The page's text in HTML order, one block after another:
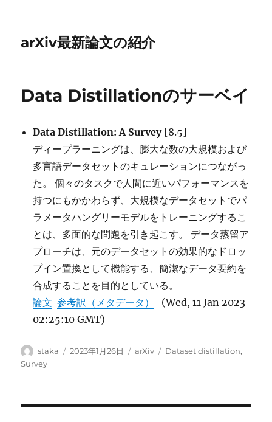
arXiv最新論文の紹介
Data Distillationのサーベイ
Data Distillation: A Survey [8.5]
ディープラーニングは、膨大な数の大規模および
多言語データセットのキュレーションにつながっ
た。 個々のタスクで人間に近いパフォーマンスを
持つにもかかわらず、大規模なデータセットでパ
ラメータハングリーモデルをトレーニングするこ
とは、多面的な問題を引き起こす。 データ蒸留ア
プローチは、元のデータセットの効果的なドロッ
プイン置換として機能する、簡潔なデータ要約を
合成することを目的としている。
論文 参考訳（メタデータ）
(Wed, 11 Jan 2023
02:25:10 GMT)
投
稿
staka
投
2023年1月26日
カ
arXiv
タ
Dataset distillation,
Survey